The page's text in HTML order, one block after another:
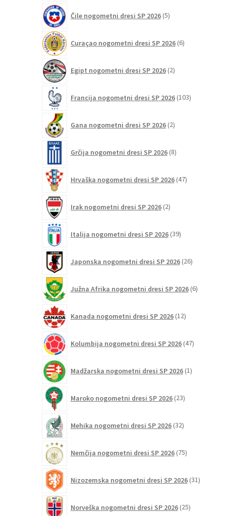
Čile nogometni dresi SP 2026 5izdelkov
Curaçao nogometni dresi SP 2026 6izdelkov
Egipt nogometni dresi SP 2026 2izdelka
Francija nogometni dresi SP 2026 103izdelki
Gana nogometni dresi SP 2026 2izdelka
Grčija nogometni dresi SP 2026 8izdelkov
Hrvaška nogometni dresi SP 2026 47izdelkov
Irak nogometni dresi SP 2026 2izdelka
Italija nogometni dresi SP 2026 39izdelkov
Japonska nogometni dresi SP 2026 26izdelkov
Južna Afrika nogometni dresi SP 2026 6izdelkov
Kanada nogometni dresi SP 2026 12izdelkov
Kolumbija nogometni dresi SP 2026 47izdelkov
Madžarska nogometni dresi SP 2026 1izdelek
Maroko nogometni dresi SP 2026 23izdelkov
Mehika nogometni dresi SP 2026 32izdelkov
Nemčija nogometni dresi SP 2026 75izdelkov
Nizozemska nogometni dresi SP 2026 31izdelkov
Norveška nogometni dresi SP 2026 25izdelkov